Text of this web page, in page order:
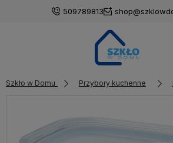
509789813
Szkło w Domu Przybory kuchenne